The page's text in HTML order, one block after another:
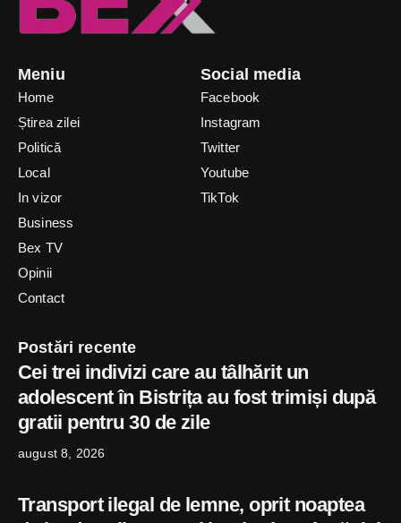
Meniu
Home
Știrea zilei
Politică
Local
In vizor
Business
Bex TV
Opinii
Contact
Social media
Facebook
Instagram
Twitter
Youtube
TikTok
Postări recente
Cei trei indivizi care au tâlhărit un
adolescent în Bistrița au fost trimiși după
gratii pentru 30 de zile
august 8, 2026
Transport ilegal de lemne, oprit noaptea